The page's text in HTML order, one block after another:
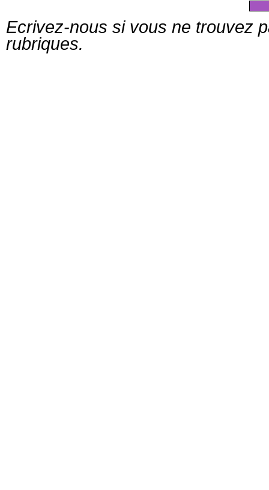
Ecrivez-nous si vous ne trouvez
rubriques.